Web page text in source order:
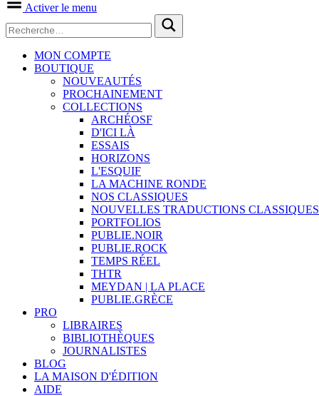
Activer le menu
MON COMPTE
BOUTIQUE
NOUVEAUTÉS
PROCHAINEMENT
COLLECTIONS
ARCHÉOSF
D'ICI LÀ
ESSAIS
HORIZONS
L'ESQUIF
LA MACHINE RONDE
NOS CLASSIQUES
NOUVELLES TRADUCTIONS CLASSIQUES
PORTFOLIOS
PUBLIE.NOIR
PUBLIE.ROCK
TEMPS RÉEL
THTR
MEYDAN | LA PLACE
PUBLIE.GRÈCE
PRO
LIBRAIRES
BIBLIOTHÈQUES
JOURNALISTES
BLOG
LA MAISON D'ÉDITION
AIDE